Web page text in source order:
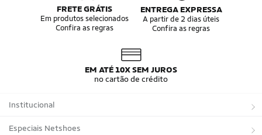
FRETE GRÁTIS
Em produtos selecionados
Confira as regras
ENTREGA EXPRESSA
A partir de 2 dias úteis
Confira as regras
EM ATÉ 10X SEM JUROS
no cartão de crédito
Institucional
Sobre a Netshoes
Especiais Netshoes